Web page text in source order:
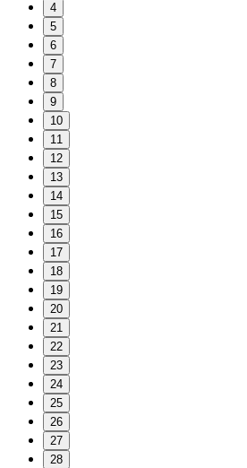
4
5
6
7
8
9
10
11
12
13
14
15
16
17
18
19
20
21
22
23
24
25
26
27
28